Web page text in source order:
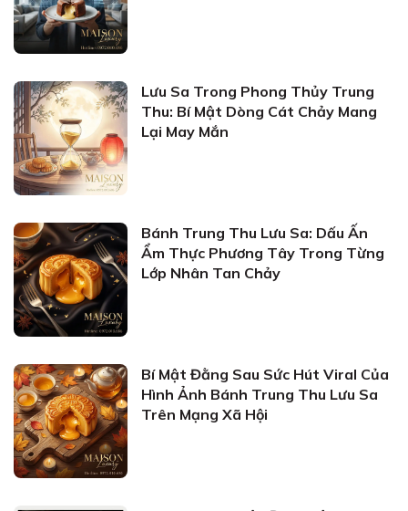
Lưu Sa Trong Phong Thủy Trung
Thu: Bí Mật Dòng Cát Chảy Mang
Lại May Mắn
Bánh Trung Thu Lưu Sa: Dấu Ấn
Ẩm Thực Phương Tây Trong Từng
Lớp Nhân Tan Chảy
Bí Mật Đằng Sau Sức Hút Viral Của
Hình Ảnh Bánh Trung Thu Lưu Sa
Trên Mạng Xã Hội